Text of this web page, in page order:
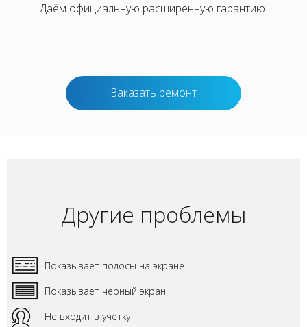
Даём официальную расширенную гарантию.
Заказать ремонт
Другие проблемы
Показывает полосы на экране
Показывает черный экран
Не входит в учетку